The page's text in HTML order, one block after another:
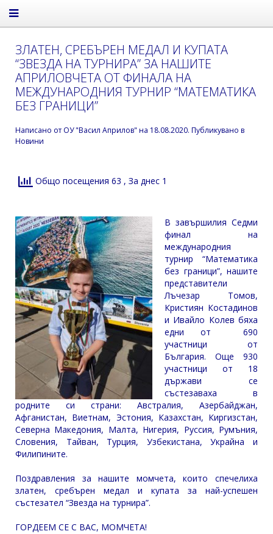
ЗЛАТЕН, СРЕБЪРЕН МЕДАЛ И КУПАТА
“ЗВЕЗДА НА ТУРНИРА” ЗА НАШИТЕ
АПРИЛОВЧЕТА ОТ ФИНАЛА НА
МЕЖДУНАРОДНИЯ ТУРНИР “МАТЕМАТИКА
БЕЗ ГРАНИЦИ”
Написано от ОУ "Васил Априлов" на 18.08.2020. Публикувано в
Новини
Общо посещения 63 , За днес 1
В завършилия Седми
финал на
международния
турнир “Математика
без граници”, нашите
представители
Лъчезар Томов,
Кристиян Костадинов
и Ивайло Колев бяха
едни от 690
участници от
България. Още 930
участници от 18
държави се
състезаваха в
родните си страни: Австралия, Азербайджан,
Афганистан, Виетнам, Эстония, Казахстан, Киргизстан,
Северна Македония, Малта, Нигерия, Руссия, Румъния,
Словения, Тайван, Турция, Узбекистана, Украйна и
Филипините.
Поздравления за нашите момчета, които спечелиха
златен, сребърен медал и купата за най-успешен
състезател “Звезда на турнира”.
ГОРДЕЕМ СЕ С ВАС, МОМЧЕТА!